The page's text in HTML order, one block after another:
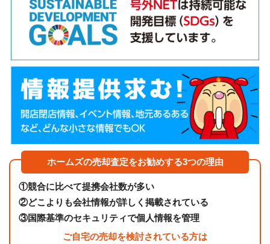
ホームズの売却査定をお勧めする3つの理由
①競合に比べて提携会社数が多い
②どこよりも会社情報が詳しく掲載されている
③国際基準のセキュリティで個人情報を管理
ご自宅の売却を検討されている方は